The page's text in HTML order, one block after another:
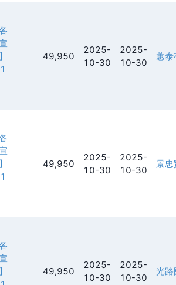
49,950
2025-
10-30
2025-
10-30
蕙泰
49,950
2025-
10-30
2025-
10-30
景忠
49,950
2025-
10-30
2025-
10-30
光路